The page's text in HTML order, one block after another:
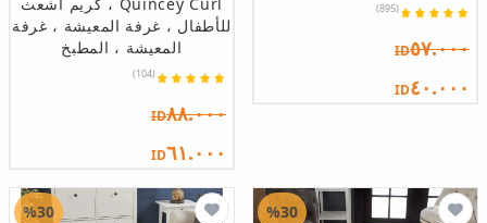
(895)
ID٥٧.٠٠٠
ID٤٠.٠٠٠
للأطفال ، غرفة المعيشة ، غرفة
المعيشة ، المطبخ
(104)
ID٨٨.٠٠٠
ID٦١.٠٠٠
%30
%30